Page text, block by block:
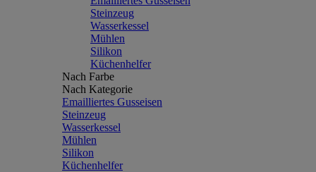
Steinzeug
Wasserkessel
Mühlen
Silikon
Küchenhelfer
Nach Farbe
Nach Kategorie
Emailliertes Gusseisen
Steinzeug
Wasserkessel
Mühlen
Silikon
Küchenhelfer